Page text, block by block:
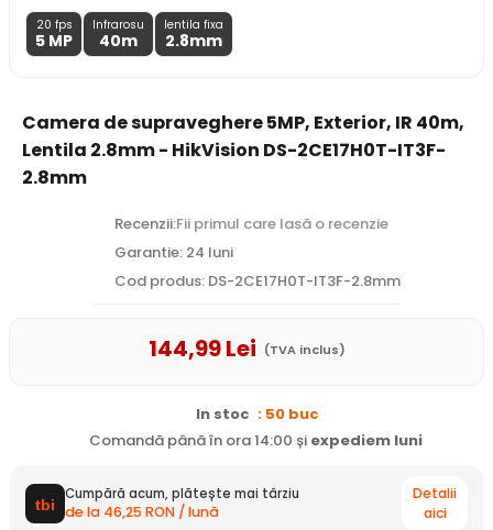
20 fps
5 MP
Infrarosu
40m
lentila fixa
2.8mm
Camera de supraveghere 5MP, Exterior, IR 40m,
Lentila 2.8mm - HikVision DS-2CE17H0T-IT3F-
2.8mm
Recenzii:Fii primul care lasă o recenzie
Garantie: 24 luni
Cod produs: DS-2CE17H0T-IT3F-2.8mm
144,99Lei (TVA inclus)
In stoc : 50 buc
Comandă până în ora 14:00 și expediem luni
Cumpără acum, plătește mai târziu
de la 46,25 RON / lună
Detalii
aici